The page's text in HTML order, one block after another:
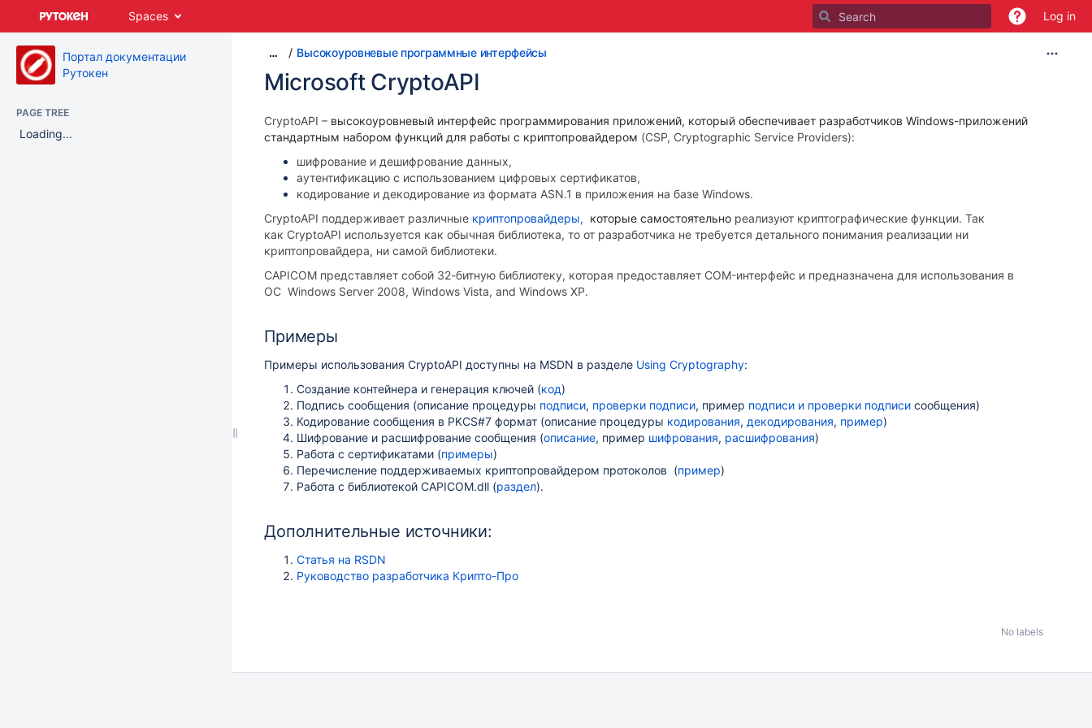
content
assistive.skiplink.to.breadcrumbs
assistive.skiplink.to.header.menu
assistive.skiplink.to.quick.search
Spaces Log in
Портал документации
Рутокен
PAGE TREE
Loading...
… Высокоуровневые программные интерфейсы
Microsoft CryptoAPI
CryptoAPI – высокоуровневый интерфейс программирования приложений, который обеспечивает разработчиков Windows-приложений
стандартным набором функций для работы с криптопровайдером (CSP, Cryptographic Service Providers):
шифрование и дешифрование данных,
аутентификацию с использованием цифровых сертификатов,
кодирование и декодирование из формата ASN.1 в приложения на базе Windows.
CryptoAPI поддерживает различные криптопровайдeры, которые самостоятельно реализуют криптографические функции. Так
как CryptoAPI используется как обычная библиотека, то от разработчика не требуется детального понимания реализации ни
криптопровайдера, ни самой библиотеки.
СAPICOM представляет собой 32-битную библиотеку, которая предоставляет COM-интерфейс и предназначена для использования в
ОС Windows Server 2008, Windows Vista, and Windows XP.
Примеры
Примеры использования CryptoAPI доступны на MSDN в разделе Using Cryptography:
Создание контейнера и генерация ключей (код)
Подпись сообщения (описание процедуры подписи, проверки подписи, пример подписи и проверки подписи сообщения)
Кодирование сообщения в PKCS#7 формат (описание процедуры кодирования, декодирования, пример)
Шифрование и расшифрование сообщения (описание, пример шифрования, расшифрования)
Работа с сертификатами (примеры)
Перечисление поддерживаемых криптопровайдером протоколов (пример)
Работа с библиотекой CAPICOM.dll (раздел).
Дополнительныe источники:
Статья на RSDN
Руководство разработчика Крипто-Про
No labels